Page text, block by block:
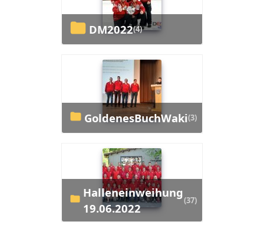
DM2022(4)
GoldenesBuchWaki(3)
Halleneinweihung
19.06.2022
(37)